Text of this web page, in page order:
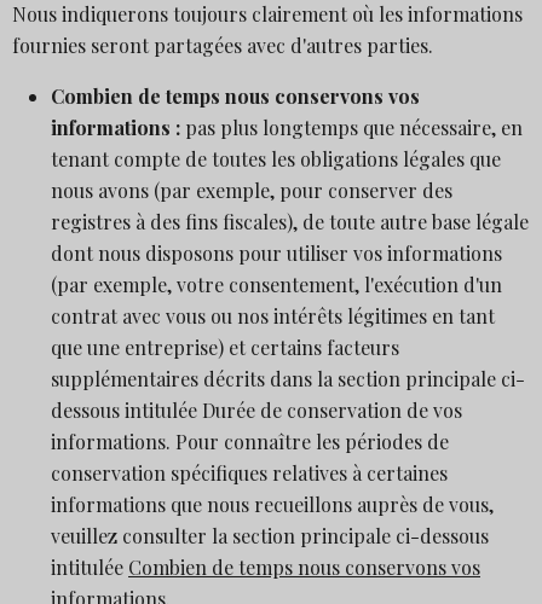
Nous indiquerons toujours clairement où les informations
fournies seront partagées avec d'autres parties.
Combien de temps nous conservons vos
informations : pas plus longtemps que nécessaire, en
tenant compte de toutes les obligations légales que
nous avons (par exemple, pour conserver des
registres à des fins fiscales), de toute autre base légale
dont nous disposons pour utiliser vos informations
(par exemple, votre consentement, l'exécution d'un
contrat avec vous ou nos intérêts légitimes en tant
que une entreprise) et certains facteurs
supplémentaires décrits dans la section principale ci-
dessous intitulée Durée de conservation de vos
informations. Pour connaître les périodes de
conservation spécifiques relatives à certaines
informations que nous recueillons auprès de vous,
veuillez consulter la section principale ci-dessous
intitulée Combien de temps nous conservons vos
informations.